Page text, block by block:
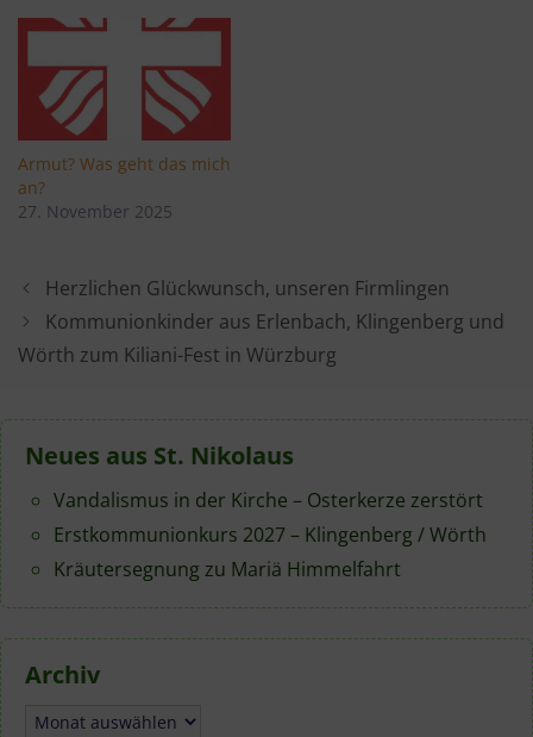
Armut? Was geht das mich
an?
27. November 2025
Herzlichen Glückwunsch, unseren Firmlingen
Kommunionkinder aus Erlenbach, Klingenberg und
Wörth zum Kiliani-Fest in Würzburg
Neues aus St. Nikolaus
Vandalismus in der Kirche – Osterkerze zerstört
Erstkommunionkurs 2027 – Klingenberg / Wörth
Kräutersegnung zu Mariä Himmelfahrt
Archiv
Archiv